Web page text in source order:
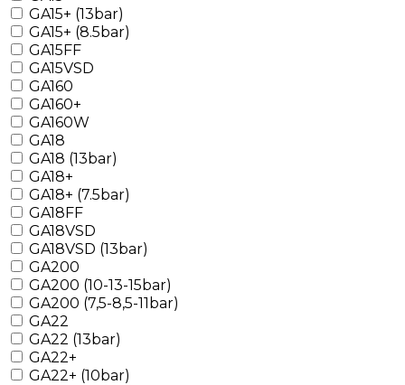
GA15+ (13bar)
GA15+ (8.5bar)
GA15FF
GA15VSD
GA160
GA160+
GA160W
GA18
GA18 (13bar)
GA18+
GA18+ (7.5bar)
GA18FF
GA18VSD
GA18VSD (13bar)
GA200
GA200 (10-13-15bar)
GA200 (7,5-8,5-11bar)
GA22
GA22 (13bar)
GA22+
GA22+ (10bar)